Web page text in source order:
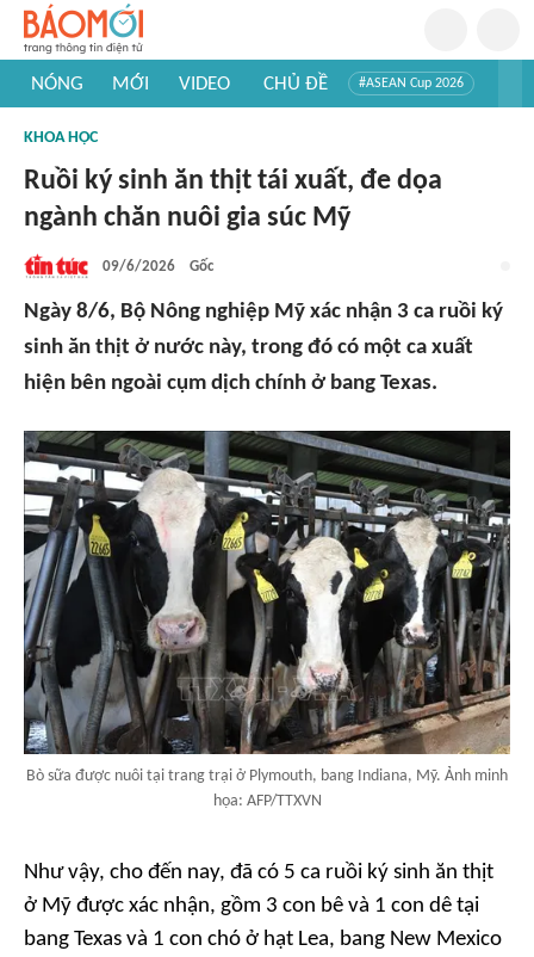
NÓNG MỚI VIDEO CHỦ ĐỀ #ASEAN Cup 2026
#Khám phá thế giới
KHOA HỌC
Ruồi ký sinh ăn thịt tái xuất, đe dọa
ngành chăn nuôi gia súc Mỹ
09/6/2026 Gốc
Ngày 8/6, Bộ Nông nghiệp Mỹ xác nhận 3 ca ruồi ký
sinh ăn thịt ở nước này, trong đó có một ca xuất
hiện bên ngoài cụm dịch chính ở bang Texas.
Bò sữa được nuôi tại trang trại ở Plymouth, bang Indiana, Mỹ. Ảnh minh
họa: AFP/TTXVN
Như vậy, cho đến nay, đã có 5 ca ruồi ký sinh ăn thịt
ở Mỹ được xác nhận, gồm 3 con bê và 1 con dê tại
bang Texas và 1 con chó ở hạt Lea, bang New Mexico